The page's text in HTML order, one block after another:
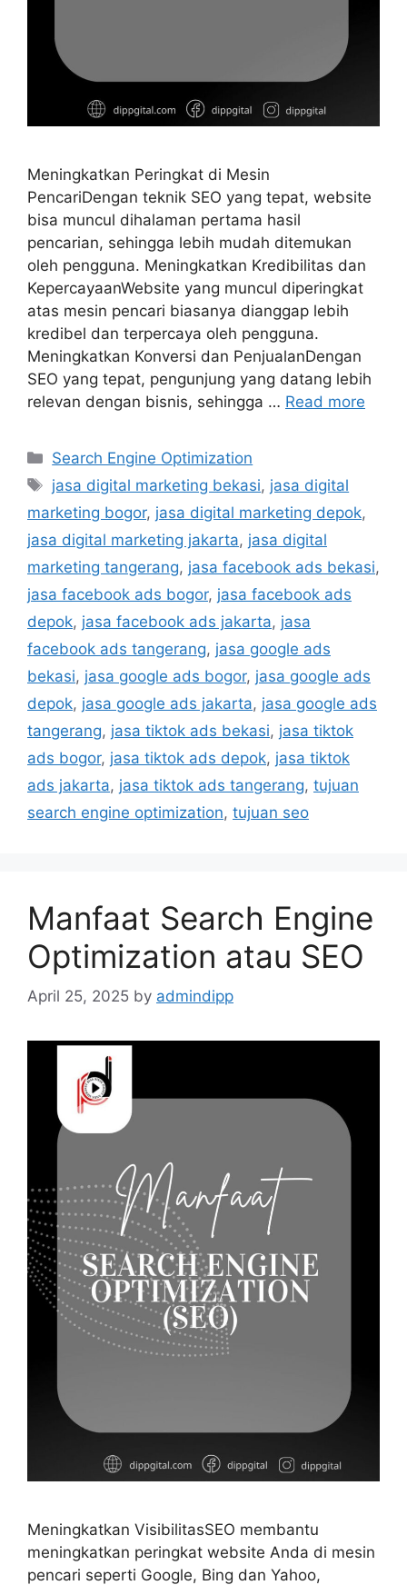
Meningkatkan Peringkat di Mesin
PencariDengan teknik SEO yang tepat, website
bisa muncul dihalaman pertama hasil
pencarian, sehingga lebih mudah ditemukan
oleh pengguna. Meningkatkan Kredibilitas dan
KepercayaanWebsite yang muncul diperingkat
atas mesin pencari biasanya dianggap lebih
kredibel dan terpercaya oleh pengguna.
Meningkatkan Konversi dan PenjualanDengan
SEO yang tepat, pengunjung yang datang lebih
relevan dengan bisnis, sehingga … Read more
Search Engine Optimization
jasa digital marketing bekasi, jasa digital
marketing bogor, jasa digital marketing depok,
jasa digital marketing jakarta, jasa digital
marketing tangerang, jasa facebook ads bekasi,
jasa facebook ads bogor, jasa facebook ads
depok, jasa facebook ads jakarta, jasa
facebook ads tangerang, jasa google ads
bekasi, jasa google ads bogor, jasa google ads
depok, jasa google ads jakarta, jasa google ads
tangerang, jasa tiktok ads bekasi, jasa tiktok
ads bogor, jasa tiktok ads depok, jasa tiktok
ads jakarta, jasa tiktok ads tangerang, tujuan
search engine optimization, tujuan seo
Manfaat Search Engine
Optimization atau SEO
April 25, 2025 by admindipp
Meningkatkan VisibilitasSEO membantu
meningkatkan peringkat website Anda di mesin
pencari seperti Google, Bing dan Yahoo,